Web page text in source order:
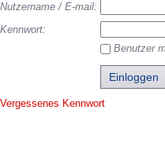
Nutzername / E-mail:
Kennwort:
Benutzer
Vergessenes Kennwort